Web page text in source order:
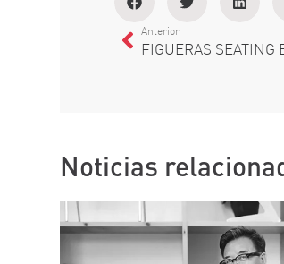
Anterior
Noticias